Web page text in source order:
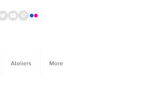
Ateliers More